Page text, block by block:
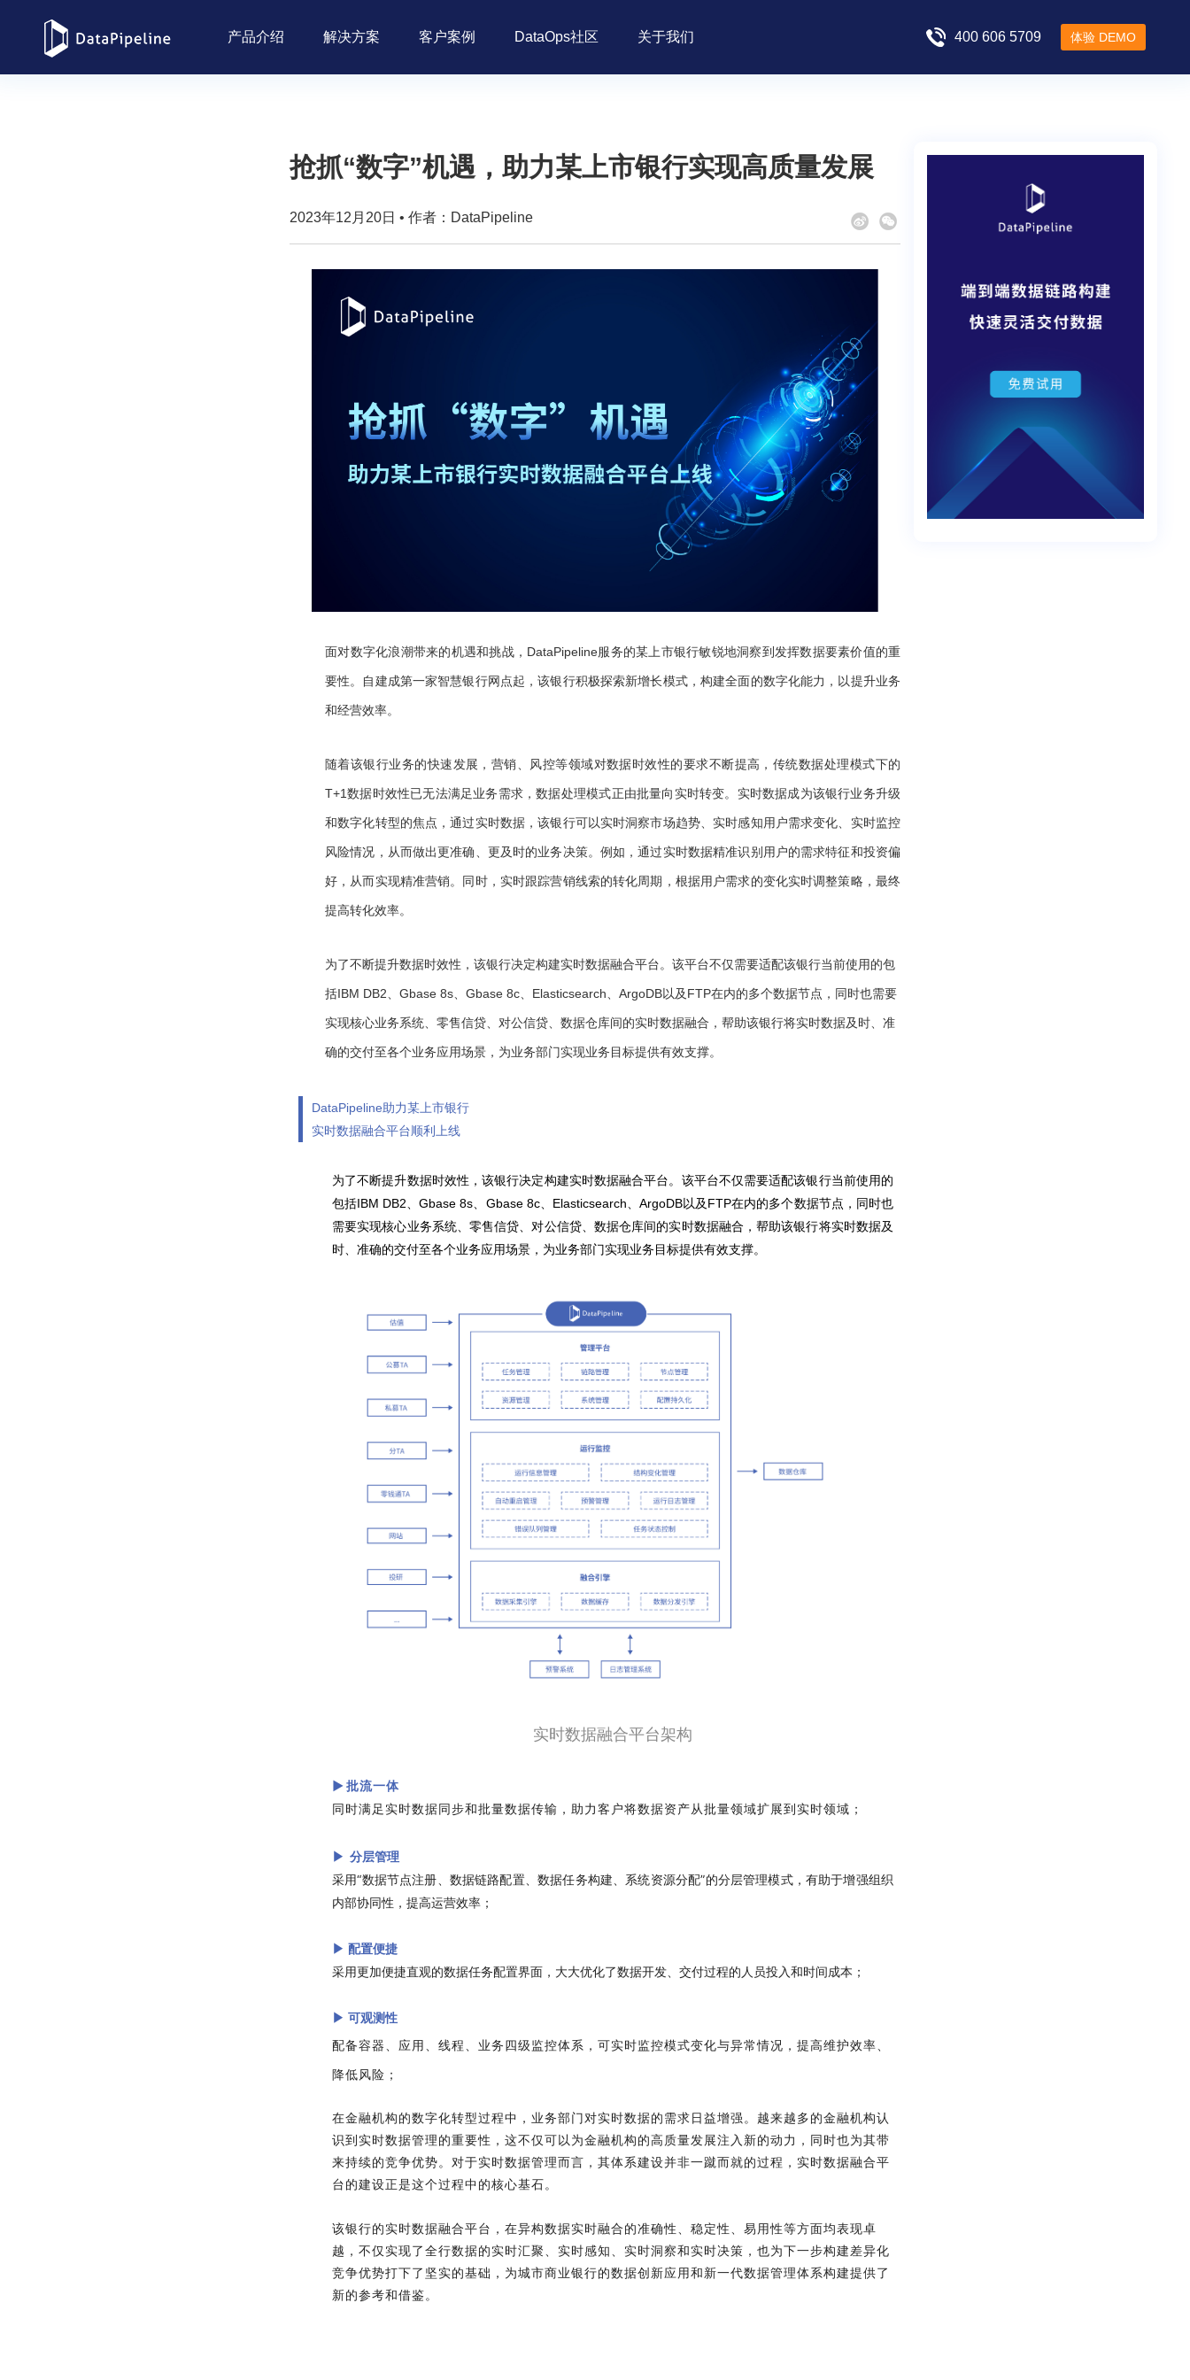
产品介绍 解决方案 客户案例 DataOps社区 关于我们 400 606 5709 体验 DEMO
抢抓“数字”机遇，助力某上市银行实现高质量发展
2023年12月20日 • 作者：DataPipeline
面对数字化浪潮带来的机遇和挑战，DataPipeline服务的某上市银行敏锐地洞察到发挥数据要素价值的重
要性。自建成第一家智慧银行网点起，该银行积极探索新增长模式，构建全面的数字化能力，以提升业务
和经营效率。
随着该银行业务的快速发展，营销、风控等领域对数据时效性的要求不断提高，传统数据处理模式下的
T+1数据时效性已无法满足业务需求，数据处理模式正由批量向实时转变。实时数据成为该银行业务升级
和数字化转型的焦点，通过实时数据，该银行可以实时洞察市场趋势、实时感知用户需求变化、实时监控
风险情况，从而做出更准确、更及时的业务决策。例如，通过实时数据精准识别用户的需求特征和投资偏
好，从而实现精准营销。同时，实时跟踪营销线索的转化周期，根据用户需求的变化实时调整策略，最终
提高转化效率。
为了不断提升数据时效性，该银行决定构建实时数据融合平台。该平台不仅需要适配该银行当前使用的包
括IBM DB2、Gbase 8s、Gbase 8c、Elasticsearch、ArgoDB以及FTP在内的多个数据节点，同时也需要
实现核心业务系统、零售信贷、对公信贷、数据仓库间的实时数据融合，帮助该银行将实时数据及时、准
确的交付至各个业务应用场景，为业务部门实现业务目标提供有效支撑。
DataPipeline助力某上市银行
实时数据融合平台顺利上线
为了不断提升数据时效性，该银行决定构建实时数据融合平台。该平台不仅需要适配该银行当前使用的
包括IBM DB2、Gbase 8s、Gbase 8c、Elasticsearch、ArgoDB以及FTP在内的多个数据节点，同时也
需要实现核心业务系统、零售信贷、对公信贷、数据仓库间的实时数据融合，帮助该银行将实时数据及
时、准确的交付至各个业务应用场景，为业务部门实现业务目标提供有效支撑。
实时数据融合平台架构
▶批流一体
同时满足实时数据同步和批量数据传输，助力客户将数据资产从批量领域扩展到实时领域；
▶ 分层管理
采用“数据节点注册、数据链路配置、数据任务构建、系统资源分配”的分层管理模式，有助于增强组织
内部协同性，提高运营效率；
▶ 配置便捷
采用更加便捷直观的数据任务配置界面，大大优化了数据开发、交付过程的人员投入和时间成本；
▶ 可观测性
配备容器、应用、线程、业务四级监控体系，可实时监控模式变化与异常情况，提高维护效率、
降低风险；
在金融机构的数字化转型过程中，业务部门对实时数据的需求日益增强。越来越多的金融机构认
识到实时数据管理的重要性，这不仅可以为金融机构的高质量发展注入新的动力，同时也为其带
来持续的竞争优势。对于实时数据管理而言，其体系建设并非一蹴而就的过程，实时数据融合平
台的建设正是这个过程中的核心基石。
该银行的实时数据融合平台，在异构数据实时融合的准确性、稳定性、易用性等方面均表现卓
越，不仅实现了全行数据的实时汇聚、实时感知、实时洞察和实时决策，也为下一步构建差异化
竞争优势打下了坚实的基础，为城市商业银行的数据创新应用和新一代数据管理体系构建提供了
新的参考和借鉴。